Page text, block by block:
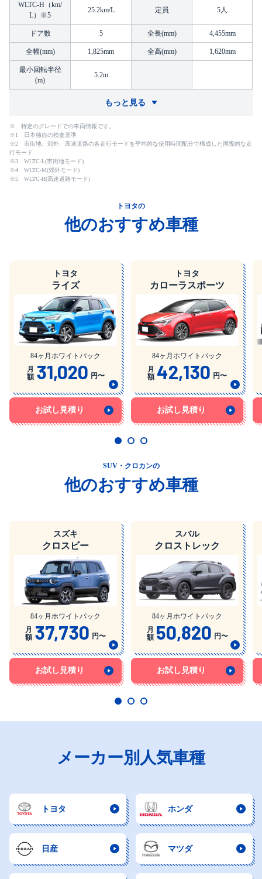
WLTC-H（km/
L）※5
25.2km/L 定員 5人
ドア数 5 全長(mm) 4,455mm
全幅(mm) 1,825mm 全高(mm) 1,620mm
最小回転半径
(m)
5.2m
もっと見る
※ 特定のグレードでの車両情報です。
※1 日本独自の検査基準
※2 市街地、郊外、高速道路の各走行モードを平均的な使用時間配分で構成した国際的な走
行モード
※3 WLTC-L(市街地モード)
※4 WLTC-M(郊外モード)
※5 WLTC-H(高速道路モード)
トヨタの
他のおすすめ車種
トヨタ
ライズ
84ヶ月ホワイトパック
月
額 31,020 円〜
お試し見積り
トヨタ
カローラスポーツ
84ヶ月ホワイトパック
月
額 42,130 円〜
お試し見積り
SUV・クロカンの
他のおすすめ車種
スズキ
クロスビー
84ヶ月ホワイトパック
月
額 37,730 円〜
お試し見積り
スバル
クロストレック
84ヶ月ホワイトパック
月
額 50,820 円〜
お試し見積り
メーカー別人気車種
トヨタ ホンダ
日産 マツダ